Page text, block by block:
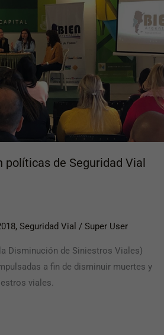
políticas de Seguridad Vial
, Seguridad Vial / Super User
Disminución de Siniestros Viales)
a fin de disminuir muertes y
viales.